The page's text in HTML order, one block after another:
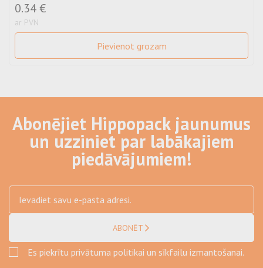
0.34 €
ar PVN
Pievienot grozam
Abonējiet Hippopack jaunumus
un uzziniet par labākajiem
piedāvājumiem!
ABONĒT
Es piekrītu privātuma politikai un sīkfailu izmantošanai.